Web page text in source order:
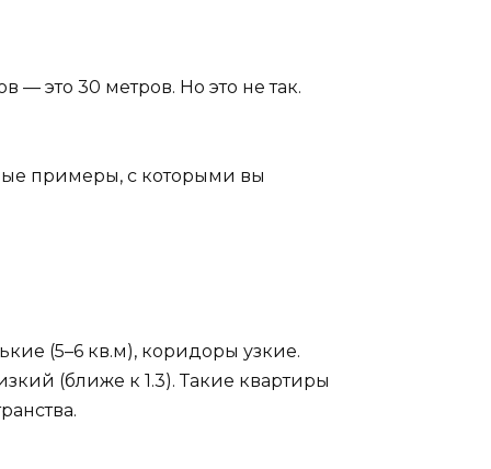
— это 30 метров. Но это не так.
примеры, с которыми вы
(5–6 кв.м), коридоры узкие.
(ближе к 1.3). Такие квартиры